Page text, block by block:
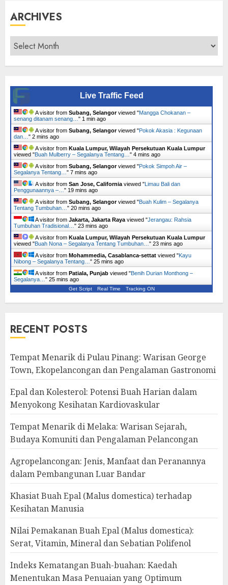
ARCHIVES
Archives
Live Traffic Feed
A visitor from Subang, Selangorviewed "Mangga Chokanan –
senang ditanam senang… " 1 min ago
A visitor from Subang, Selangorviewed "Pokok Akasia : Kegunaan
dan… " 2 mins ago
A visitor from Kuala Lumpur, Wilayah Persekutuan Kuala Lumpur
viewed "Buah Mulberry – Segalanya Tentang… " 4 mins ago
A visitor from Subang, Selangorviewed "Pokok Simpoh Air –
Segalanya Tentang… " 7 mins ago
A visitor from San Jose, California viewed "Limau Bali dan
Penggunaannya –… " 19 mins ago
A visitor from Subang, Selangorviewed "Buah Kulim – Segalanya
Tentang Tumbuhan… " 20 mins ago
A visitor from Jakarta, Jakarta Raya viewed "Jerangau: Rahsia
Tumbuhan Tradisional… " 23 mins ago
A visitor from Kuala Lumpur, Wilayah Persekutuan Kuala Lumpur
viewed "Buah Nona – Segalanya Tentang Tumbuhan… " 23 mins ago
A visitor from Mohammedia, Casablanca-settat viewed "Kayu
Nibong – Segalanya Tentang… " 25 mins ago
A visitor from Patiala, Punjab viewed "Benih Durian Monthong –
Segalanya… " 25 mins ago
Get Script Real Time Tracking ON
RECENT POSTS
Tempat Menarik di Pulau Pinang: Warisan George
Town, Ekopelancongan dan Pengalaman Gastronomi
Epal dan Kolesterol: Potensi Buah Harian dalam
Menyokong Kesihatan Kardiovaskular
Tempat Menarik di Melaka: Warisan Sejarah,
Budaya Komuniti dan Pengalaman Pelancongan
Agropelancongan: Jenis, Manfaat dan Peranannya
dalam Pembangunan Luar Bandar
Khasiat Buah Epal (Malus domestica) terhadap
Kesihatan Manusia
Nilai Pemakanan Buah Epal (Malus domestica):
Serat, Vitamin, Mineral dan Sebatian Polifenol
Indeks Kematangan Buah-buahan: Kaedah
Menentukan Masa Penuaian yang Optimum